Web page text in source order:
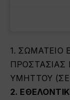
1. ΣΩΜΑΤΕΙΟ
ΠΡΟΣΤΑΣΙΑΣ
ΥΜΗΤΤΟΥ
2.